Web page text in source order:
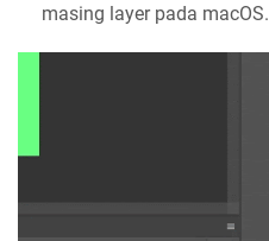
masing layer pada macOS.